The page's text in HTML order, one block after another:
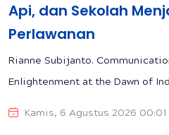
Api, dan Sekolah
Perlawanan
Rianne Subijanto.
Enlightenment at the Dawn of
Kamis, 6 Agustus 2026 00:01